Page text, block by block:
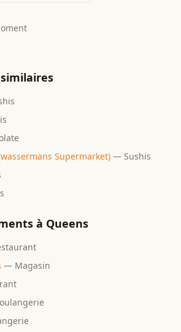
Supermarket) — Sushis
à Queens
— Magasin